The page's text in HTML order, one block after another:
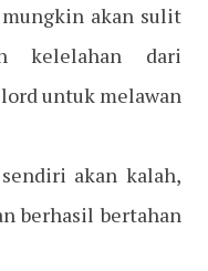
akan sulit
kelelahan dari
untuk melawan
akan kalah,
berhasil bertahan